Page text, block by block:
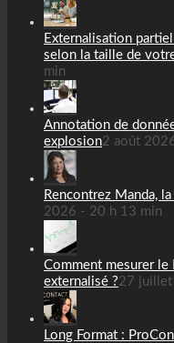
Externalisation
selon la taille de
min
Annotation de
explosion2 août
Rencontrez Manda,
2026 - 20 h 13 min
Comment mesurer le
externalisé ?27
Long Format :